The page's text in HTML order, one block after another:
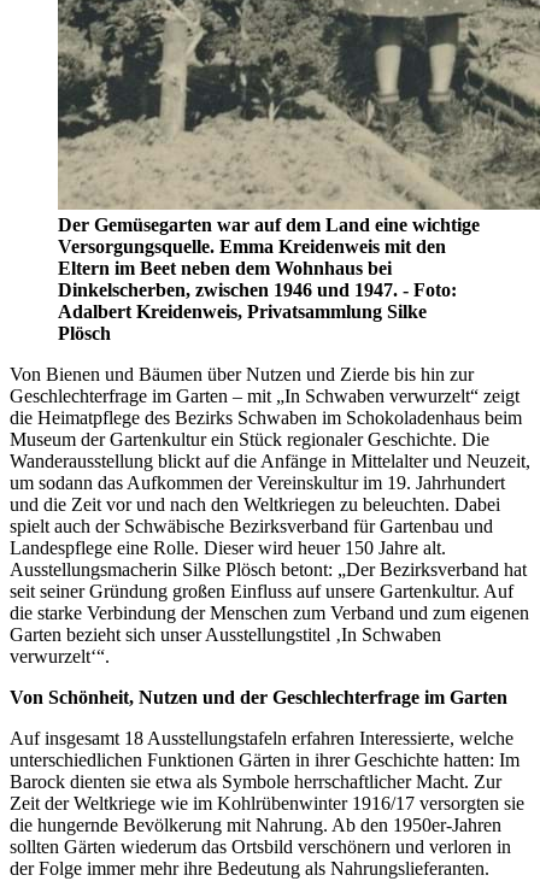
Der Gemüsegarten war auf dem Land eine wichtige
Versorgungsquelle. Emma Kreidenweis mit den
Eltern im Beet neben dem Wohnhaus bei
Dinkelscherben, zwischen 1946 und 1947. - Foto:
Adalbert Kreidenweis, Privatsammlung Silke
Plösch
Von Bienen und Bäumen über Nutzen und Zierde bis hin zur
Geschlechterfrage im Garten – mit „In Schwaben verwurzelt“ zeigt
die Heimatpflege des Bezirks Schwaben im Schokoladenhaus beim
Museum der Gartenkultur ein Stück regionaler Geschichte. Die
Wanderausstellung blickt auf die Anfänge in Mittelalter und Neuzeit,
um sodann das Aufkommen der Vereinskultur im 19. Jahrhundert
und die Zeit vor und nach den Weltkriegen zu beleuchten. Dabei
spielt auch der Schwäbische Bezirksverband für Gartenbau und
Landespflege eine Rolle. Dieser wird heuer 150 Jahre alt.
Ausstellungsmacherin Silke Plösch betont: „Der Bezirksverband hat
seit seiner Gründung großen Einfluss auf unsere Gartenkultur. Auf
die starke Verbindung der Menschen zum Verband und zum eigenen
Garten bezieht sich unser Ausstellungstitel ‚In Schwaben
verwurzelt‘“.
Von Schönheit, Nutzen und der Geschlechterfrage im Garten
Auf insgesamt 18 Ausstellungstafeln erfahren Interessierte, welche
unterschiedlichen Funktionen Gärten in ihrer Geschichte hatten: Im
Barock dienten sie etwa als Symbole herrschaftlicher Macht. Zur
Zeit der Weltkriege wie im Kohlrübenwinter 1916/17 versorgten sie
die hungernde Bevölkerung mit Nahrung. Ab den 1950er-Jahren
sollten Gärten wiederum das Ortsbild verschönern und verloren in
der Folge immer mehr ihre Bedeutung als Nahrungslieferanten.